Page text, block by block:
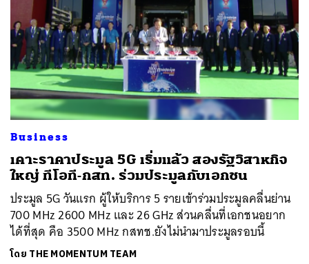
Business
เคาะราคาประมูล 5G เริ่มแล้ว สองรัฐวิสาหกิจ
ใหญ่ ทีโอที-กสท. ร่วมประมูลกับเอกชน
ประมูล 5G วันแรก ผู้ให้บริการ 5 รายเข้าร่วมประมูลคลื่นย่าน
700 MHz 2600 MHz และ 26 GHz ส่วนคลื่นที่เอกชนอยาก
ได้ที่สุด คือ 3500 MHz กสทช.ยังไม่นำมาประมูลรอบนี้
โดย THE MOMENTUM TEAM